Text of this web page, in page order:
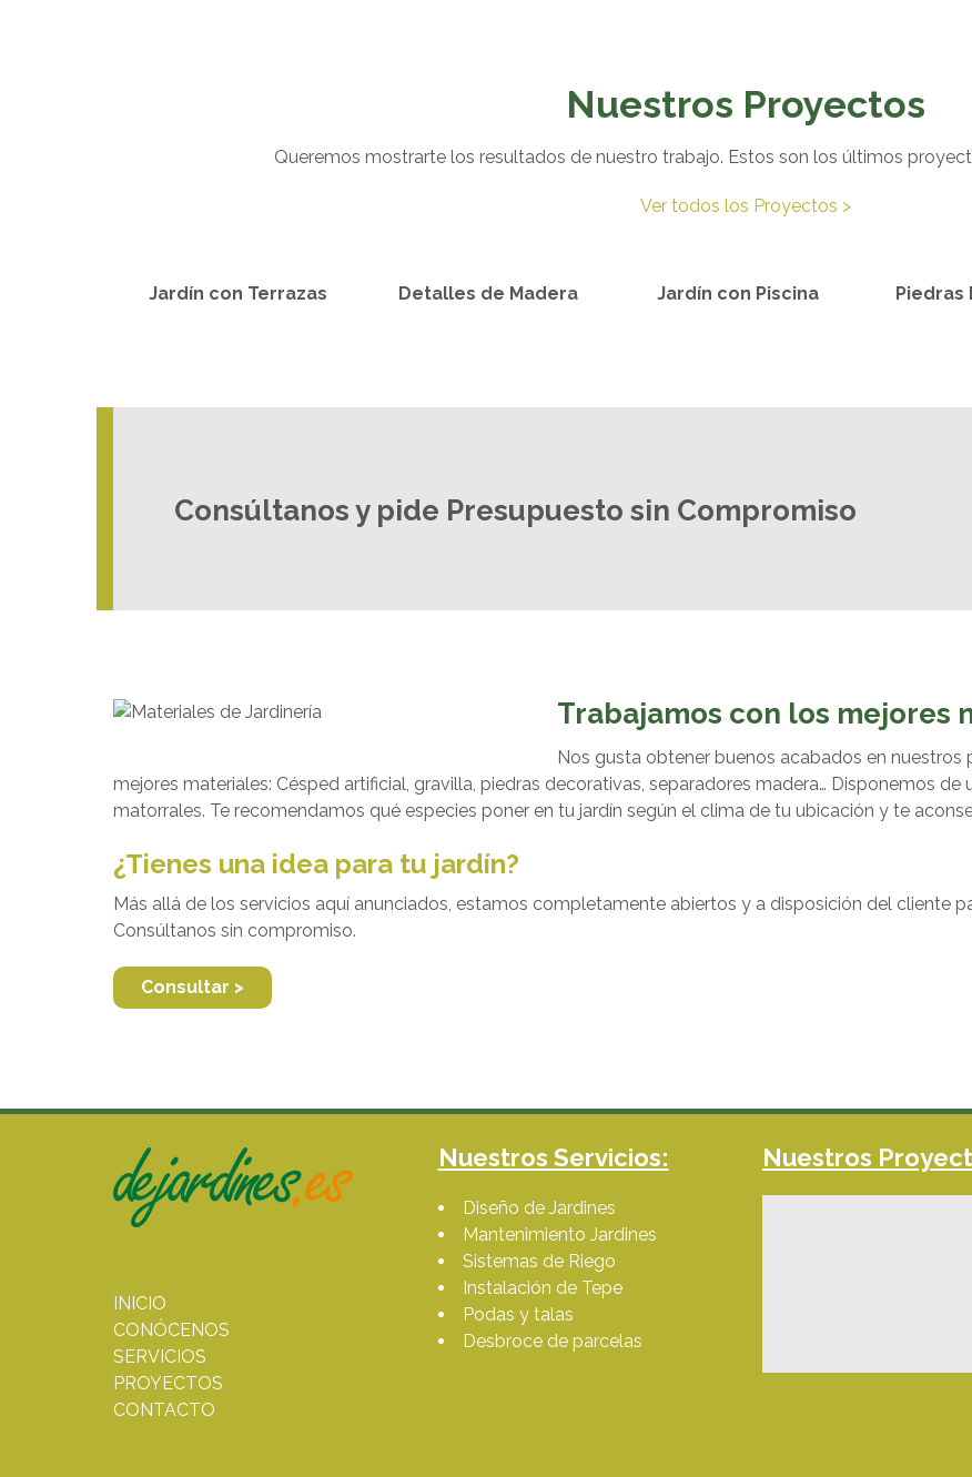
Nuestros Proyectos
Queremos mostrarte los resultados de nuestro trabajo. Estos son los últimos
Ver todos los Proyectos >
Jardín con Terrazas Detalles de Madera Jardín con Piscina Piedras
Consúltanos y pide Presupuesto sin Compromiso
Trabajamos con los mejores
Nos gusta obtener buenos acabados en
mejores materiales: Césped artificial, gravilla, piedras decorativas, separadores madera… Disponemos
matorrales. Te recomendamos qué especies poner en tu jardín según el clima de tu ubicación y te
¿Tienes una idea para tu jardín?
Más allá de los servicios aquí anunciados, estamos completamente abiertos y a disposición del cliente
Consúltanos sin compromiso.
Consultar >
INICIO
CONÓCENOS
SERVICIOS
PROYECTOS
CONTACTO
Nuestros Servicios:
Diseño de Jardines
Mantenimiento Jardines
Sistemas de Riego
Instalación de Tepe
Podas y talas
Desbroce de parcelas
Nuestros